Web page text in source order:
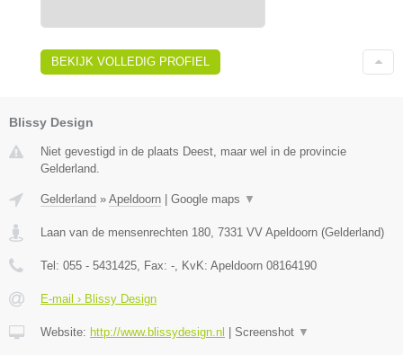
BEKIJK VOLLEDIG PROFIEL
Blissy Design
Niet gevestigd in de plaats Deest, maar wel in de provincie
Gelderland.
Gelderland » Apeldoorn Google maps ▼
Laan van de mensenrechten 180 7331 VV Apeldoorn (Gelderland)
Tel: 055 - 5431425 , Fax: - , KvK: Apeldoorn 08164190
E-mail › Blissy Design
Website: http://www.blissydesign.nl Screenshot ▼